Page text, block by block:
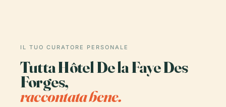
IL TUO CURATORE PERSONALE
Tutta Hôtel De la Faye Des
Forges,
raccontata bene.